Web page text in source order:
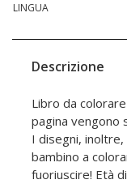
LINGUA
Descrizione
Libro da
pagina vengono
I disegni,
bambino a
fuoriuscire! Età